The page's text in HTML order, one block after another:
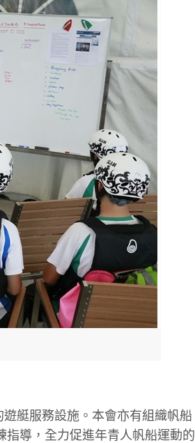
艇服務設施。本會亦有組織帆船
導，全力促進年青人帆船運動的